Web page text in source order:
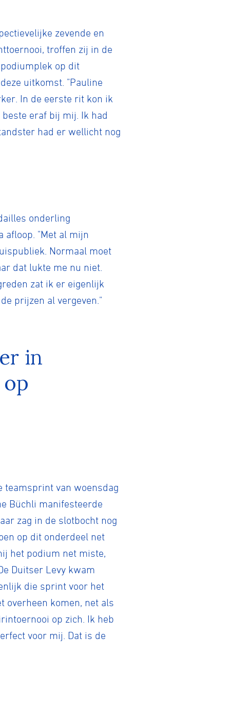
zevende en
troffen zij in de
op dit
uitkomst. "Pauline
In de eerste rit kon ik
eraf bij mij. Ik had
had er wellicht nog
onderling
afloop. "Met al mijn
Normaal moet
dat lukte me nu niet.
zat ik er eigenlijk
prijzen al vergeven."
in
teamsprint van woensdag
Büchli manifesteerde
zag in de slotbocht nog
op dit onderdeel net
het podium net miste,
Duitser Levy kwam
die sprint voor het
overheen komen, net als
op zich. Ik heb
voor mij. Dat is de
E-Racing
Cycling